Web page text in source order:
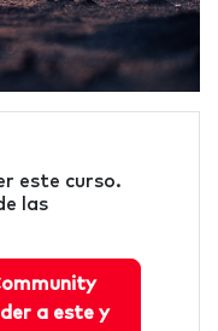
este curso.
las
a este y